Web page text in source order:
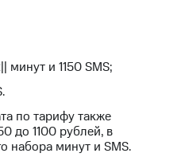
минут и 1150 SMS;
по тарифу также
до 1100 рублей, в
набора минут и SMS.